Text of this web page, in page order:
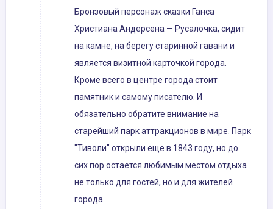
Бронзовый персонаж сказки Ганса
Христиана Андерсена — Русалочка, сидит
на камне, на берегу старинной гавани и
является визитной карточкой города.
Кроме всего в центре города стоит
памятник и самому писателю. И
обязательно обратите внимание на
старейший парк аттракционов в мире. Парк
"Тиволи" открыли еще в 1843 году, но до
сих пор остается любимым местом отдыха
не только для гостей, но и для жителей
города.